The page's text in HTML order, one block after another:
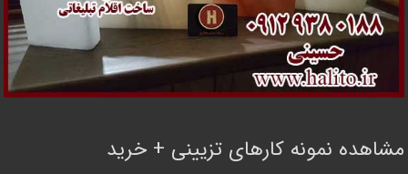
مشاهده نمونه کارهای تزیینی + خرید